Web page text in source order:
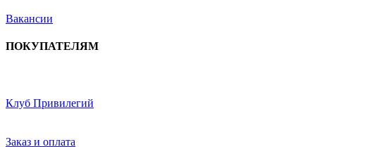
Вакансии
ПОКУПАТЕЛЯМ
Клуб Привилегий
Заказ и оплата